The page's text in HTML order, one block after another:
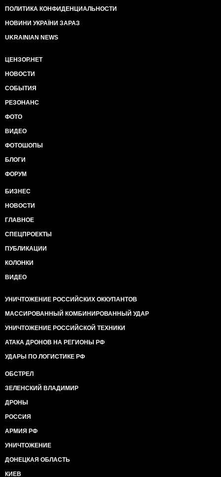
ПОЛИТИКА КОНФИДЕНЦИАЛЬНОСТИ
НОВИНИ УКРАЇНИ ЗАРАЗ
UKRAINIAN NEWS
ЦЕНЗОР.НЕТ
НОВОСТИ
СОБЫТИЯ
РЕЗОНАНС
ФОТО
ВИДЕО
ФОТОШОПЫ
БЛОГИ
ФОРУМ
БИЗНЕС
НОВОСТИ
ГЛАВНОЕ
СПЕЦПРОЕКТЫ
ПУБЛИКАЦИИ
КОЛОНКИ
ВИДЕО
УНИЧТОЖЕНИЕ РОССИЙСКИХ ОККУПАНТОВ
МАССИРОВАННЫЙ КОМБИНИРОВАННЫЙ УДАР
УНИЧТОЖЕНИЕ РОССИЙСКОЙ ТЕХНИКИ
АТАКА ДРОНОВ НА РЕГИОНЫ РФ
УДАРЫ ПО ЛОГИСТИКЕ РФ
ОБСТРЕЛ
ЗЕЛЕНСКИЙ ВЛАДИМИР
ДРОНЫ
РОССИЯ
АРМИЯ РФ
УНИЧТОЖЕНИЕ
ДОНЕЦКАЯ ОБЛАСТЬ
КИЕВ